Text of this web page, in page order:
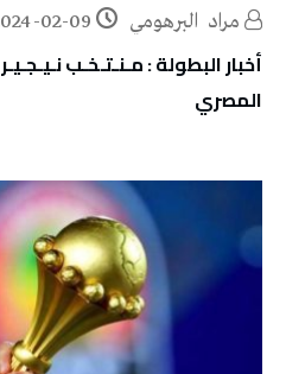
مراد‭ ‬ البرهومي 02-09
أخبار البطولة : مـنـتـخـب
المصري